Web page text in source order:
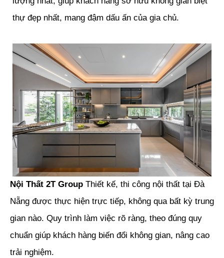
thự đẹp nhất, mang đậm dấu ấn của gia chủ.
Nội Thất 2T Group Thiết kế, thi công nội thất tại Đà
Nẵng được thực hiện trực tiếp, không qua bất kỳ trung
gian nào. Quy trình làm việc rõ ràng, theo đúng quy
chuẩn giúp khách hàng biến đổi không gian, nâng cao
trải nghiệm.